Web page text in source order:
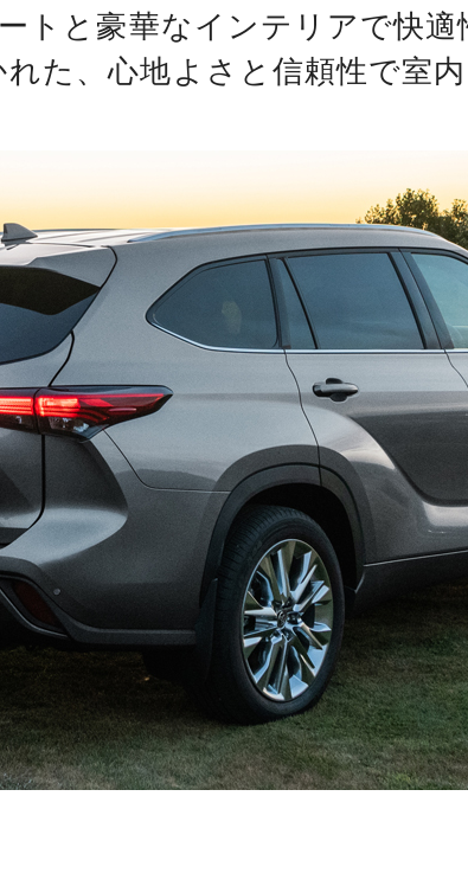
トと豪華なインテリアで快
た、心地よさと信頼性で室